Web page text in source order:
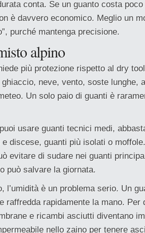
conta. Se un guanto costa
è davvero economico. Meglio un
purché mantenga precisione.
alpino
più protezione rispetto al dry
neve, vento, soste lunghe,
Un solo paio di guanti è
usare guanti tecnici medi,
discese, guanti più isolati o
evitare di sudare nei guanti
può salvare la giornata.
l’umidità è un problema serio. Un
raffredda rapidamente la mano. Per
e ricambi asciutti diventano
nello zaino per tenere